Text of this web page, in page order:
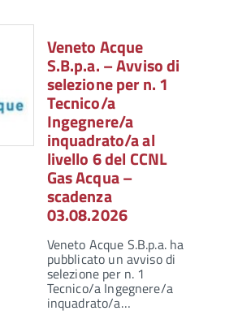
Veneto Acque
S.B.p.a. – Avviso di
selezione per n. 1
Tecnico/a
Ingegnere/a
inquadrato/a al
livello 6 del CCNL
Gas Acqua –
scadenza
03.08.2026
Veneto Acque S.B.p.a. ha
pubblicato un avviso di
selezione per n. 1
Tecnico/a Ingegnere/a
inquadrato/a…